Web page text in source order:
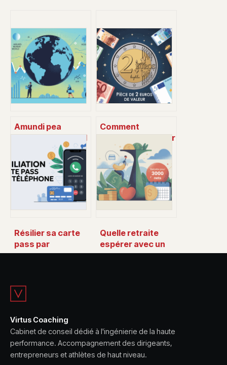
Amundi pea
monde msci world
ucits etf : le guide
complet pour
investir
globalement
Comment
connaître la valeur
d’une pièce de 2
euros : le guide
clair pour débuter
Résilier sa carte
pass par
téléphone : le
Quelle retraite
espérer avec un
salaire de 3000
Virtus Coaching
Cabinet de conseil dédié à l'ingénierie de la haute
performance. Accompagnement des dirigeants,
entrepreneurs et athlètes de haut niveau.